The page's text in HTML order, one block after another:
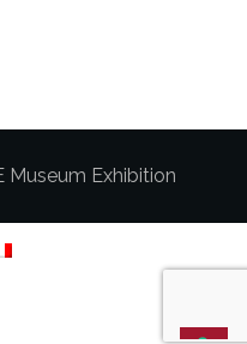
Museum Exhibition